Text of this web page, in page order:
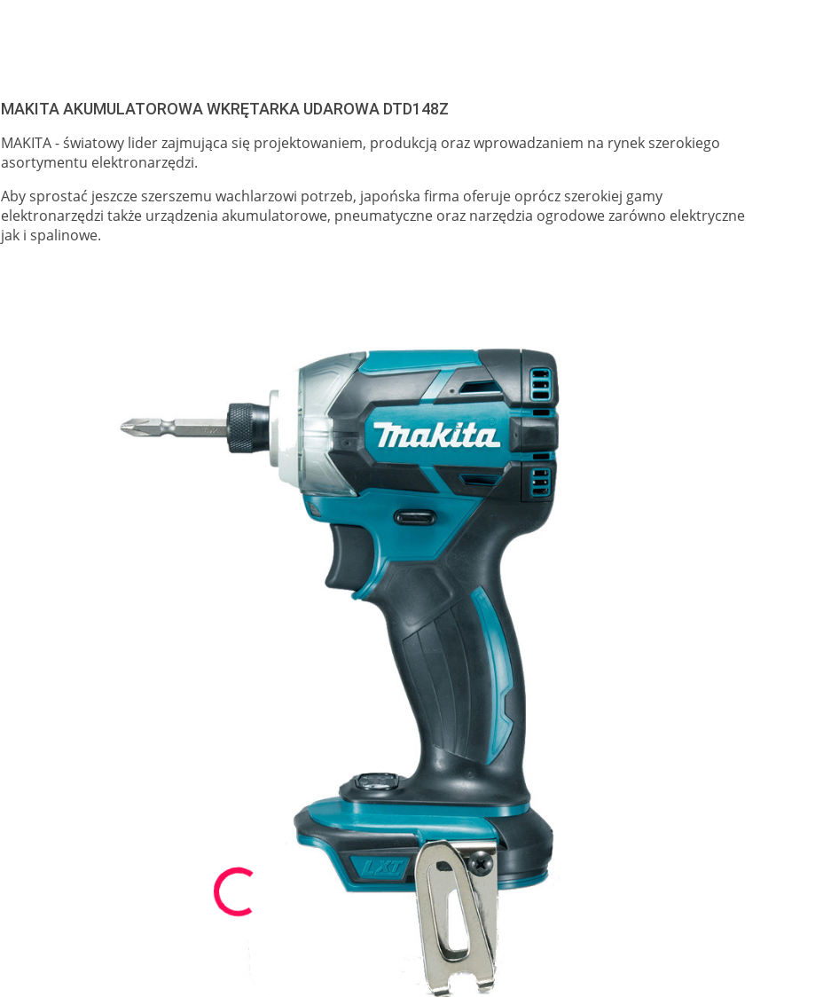
MAKITA AKUMULATOROWA WKRĘTARKA UDAROWA DTD148Z
MAKITA - światowy lider zajmująca się projektowaniem, produkcją oraz wprowadzaniem na rynek szerokiego
asortymentu elektronarzędzi.
Aby sprostać jeszcze szerszemu wachlarzowi potrzeb, japońska firma oferuje oprócz szerokiej gamy
elektronarzędzi także urządzenia akumulatorowe, pneumatyczne oraz narzędzia ogrodowe zarówno elektryczne
jak i spalinowe.